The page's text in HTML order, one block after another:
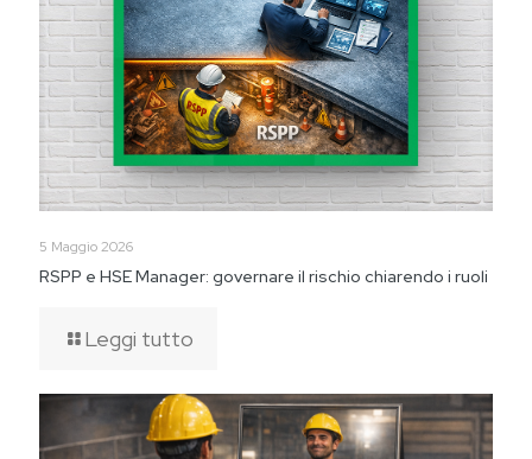
5 Maggio 2026
RSPP e HSE Manager: governare il rischio chiarendo i ruoli
Leggi tutto